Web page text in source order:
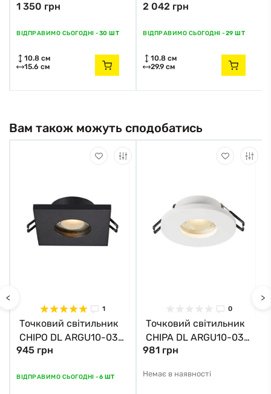
94363-WH Zuma Line
1 350 грн
ВІДПРАВИМО СЬОГОДНІ -30 ШТ
10.8 см
15.6 см
94364-WH Zuma Line
2 042 грн
ВІДПРАВИМО СЬОГОДНІ -29 ШТ
10.8 см
29.9 см
Вам також можуть сподобатись
<
1
Точковий світильник
CHIPO DL ARGU10-032
Zuma Line
945 грн
ВІДПРАВИМО СЬОГОДНІ -6 ШТ
0
Точковий світильник
CHIPA DL ARGU10-033
Zuma Line
981 грн
Немає в наявності
>